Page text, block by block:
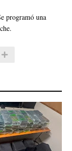
programó una